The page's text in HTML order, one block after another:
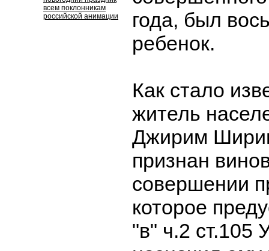
всем поклонникам
российской анимации
года, был
ребенок.
Как стало
житель
Джирим
признан
совершении
которое
"в" ч.2 ст.105